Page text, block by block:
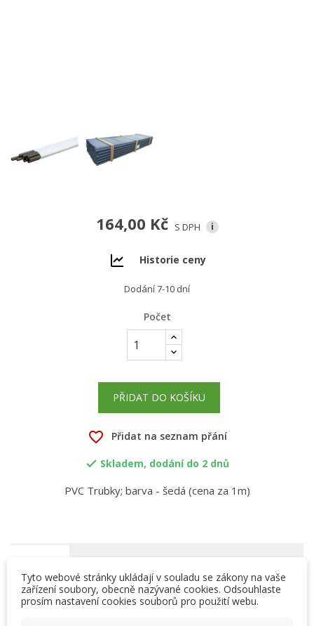
164,00 Kč S DPH i
Historie ceny
Dodání 7-10 dní
Počet
PŘIDAT DO KOŠÍKU
favorite_border Přidat na seznam přání
 Skladem, dodání do 2 dnů
PVC Trubky; barva - šedá (cena za 1m)
Systém tlakových trubek - tvarovek - armatur z PVC-U,
Tyto webové stránky ukládají v souladu se zákony na vaše
zařízení soubory, obecně nazývané cookies. Odsouhlaste
prosím nastavení cookies souborů pro použití webu.